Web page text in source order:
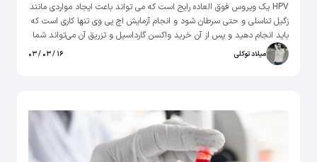
HPV یک ویروس فوق العاده رایج است که می تواند باعث ایجاد مواردی مانند
زگیل تناسلی و حتی سرطان شود و انجام آزمایش اچ پی وی تنها کاری است که
باید انجام دهید و پس از آن خرید واکسن گارداسیل و تزریق آن می‌تواند شما
را در برابر این ویروس خطرناک این کند. پس مراقب سلامتی خود باشید و در
صورت نیاز از پزشکان متخصص به صورت آنلاین کمک بگیرید. در صورت نیاز
میلاد توکلی ۱۶ / ۰۳ / ۰۳